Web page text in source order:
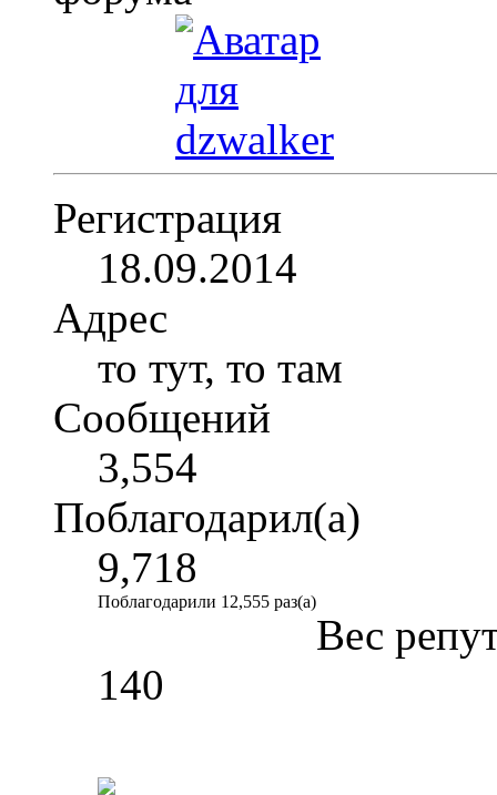
Регистрация
18.09.2014
Адрес
то тут, то там
Сообщений
3,554
Поблагодарил(а)
9,718
Поблагодарили 12,555 раз(а)
Вес
140